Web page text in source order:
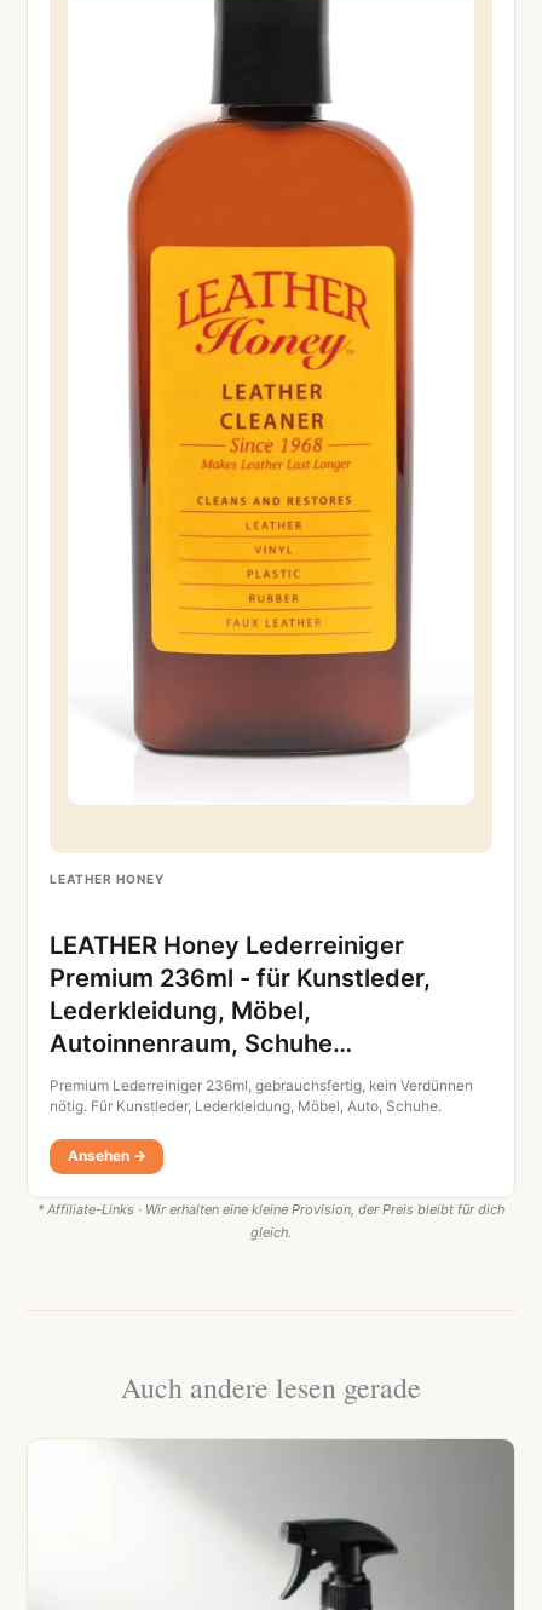
LEATHER HONEY
LEATHER Honey Lederreiniger
Premium 236ml - für Kunstleder,
Lederkleidung, Möbel,
Autoinnenraum, Schuhe…
Premium Lederreiniger 236ml, gebrauchsfertig, kein Verdünnen
nötig. Für Kunstleder, Lederkleidung, Möbel, Auto, Schuhe.
Ansehen →
* Affiliate-Links · Wir erhalten eine kleine Provision, der Preis bleibt für dich
gleich.
Auch andere lesen gerade